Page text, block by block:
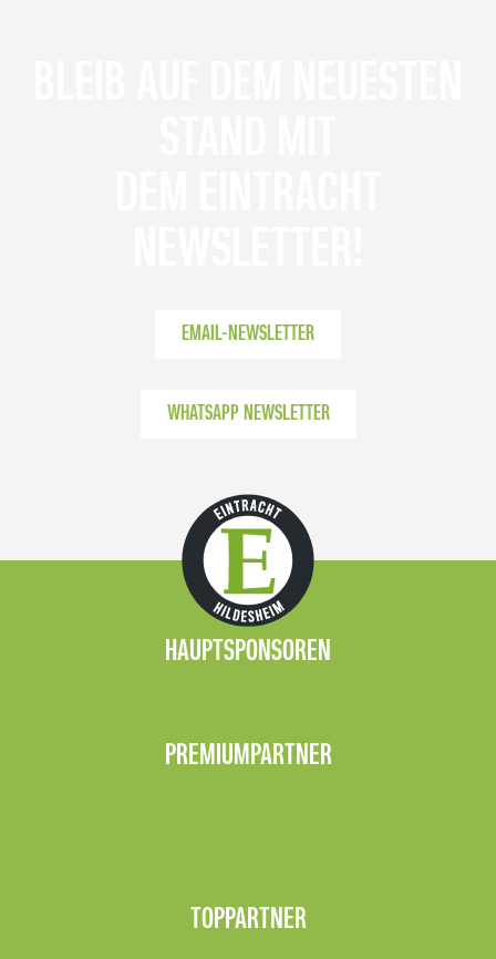
EMAIL-NEWSLETTER
WHATSAPP NEWSLETTER
HAUPTSPONSOREN
PREMIUMPARTNER
TOPPARTNER